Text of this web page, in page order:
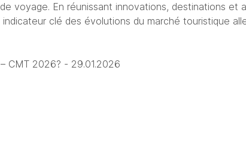
voyage. En réunissant innovations, destinations et
clé des évolutions du marché touristique
CMT 2026? - 29.01.2026